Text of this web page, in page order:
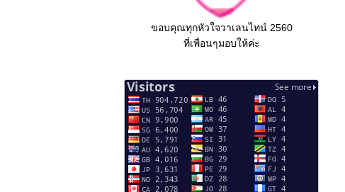
ขอบคุณทุกหัวใจวาเลนไทน์ 2560
ที่เพื่อนๆมอบให้ค่ะ